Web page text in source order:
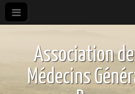
Association
internes de
Association
Médecins